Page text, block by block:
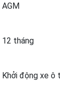
AGM
12 tháng
Khởi động xe ô